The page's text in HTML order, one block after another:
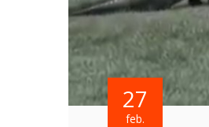
27
feb.